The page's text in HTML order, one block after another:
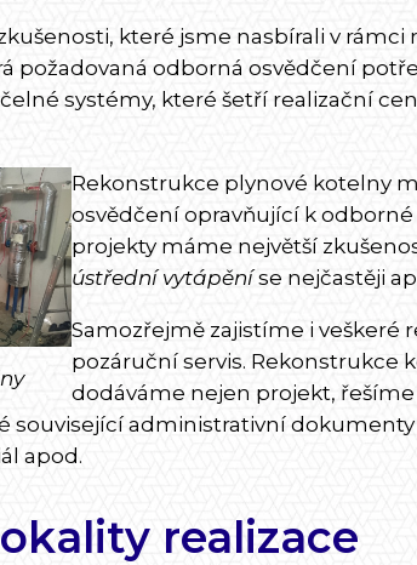
které jsme nasbírali v
požadovaná odborná osvědčení
systémy, které šetří realizační
Rekonstrukce plynové kotelny
osvědčení opravňující k
projekty máme největší
ústřední vytápěníse nejčastěji
Samozřejmě zajistíme i veškeré
pozáruční servis. Rekonstrukce
dodáváme nejen projekt,
související administrativní
apod.
realizace